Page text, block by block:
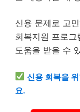
신용 문제로 고
회복지원 프로
도움을 받을 수
신용 회복을
요.